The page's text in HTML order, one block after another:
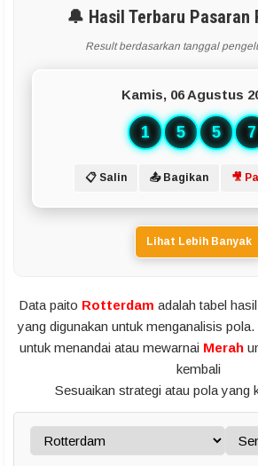
🔔 Hasil Terbaru Pasaran
Result berdasarkan tanggal
Kamis, 06 Agustus
1 5 5 7
📋 Salin 📤 Bagikan 🎥
Lihat Lebih Banyak
Data paito Rotterdam adalah tabel
yang digunakan untuk menganalisis pola.
untuk menandai atau mewarnai Merah
kembali
Sesuaikan strategi atau pola yang